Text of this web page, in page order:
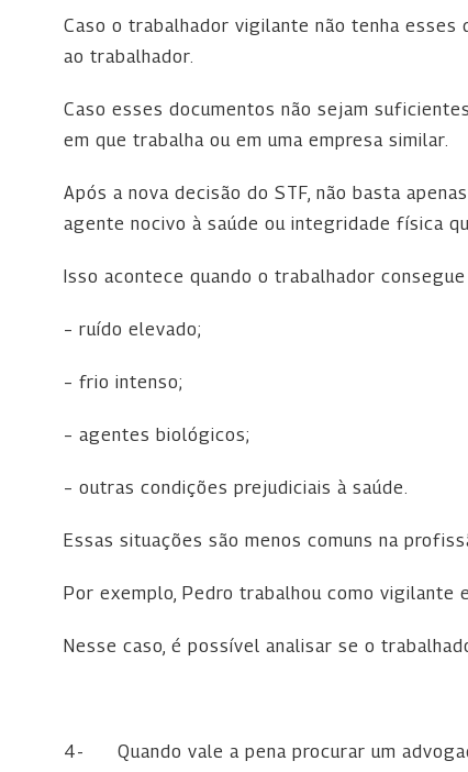
Caso o trabalhador vigilante não tenha esses
ao trabalhador.
Caso esses documentos não sejam
em que trabalha ou em uma empresa similar.
Após a nova decisão do STF, não basta
agente nocivo à saúde ou integridade física
Isso acontece quando o trabalhador
– ruído elevado;
– frio intenso;
– agentes biológicos;
– outras condições prejudiciais à saúde.
Essas situações são menos comuns na
Por exemplo, Pedro trabalhou como vigilante
Nesse caso, é possível analisar se o
4- Quando vale a pena procurar um